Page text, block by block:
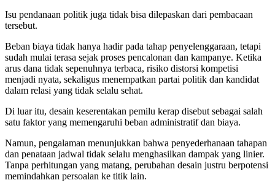
Isu pendanaan politik juga tidak bisa dilepaskan dari pembacaan
tersebut.
Beban biaya tidak hanya hadir pada tahap penyelenggaraan, tetapi
sudah mulai terasa sejak proses pencalonan dan kampanye. Ketika
arus dana tidak sepenuhnya terbaca, risiko distorsi kompetisi
menjadi nyata, sekaligus menempatkan partai politik dan kandidat
dalam relasi yang tidak selalu sehat.
Di luar itu, desain keserentakan pemilu kerap disebut sebagai salah
satu faktor yang memengaruhi beban administratif dan biaya.
Namun, pengalaman menunjukkan bahwa penyederhanaan tahapan
dan penataan jadwal tidak selalu menghasilkan dampak yang linier.
Tanpa perhitungan yang matang, perubahan desain justru berpotensi
memindahkan persoalan ke titik lain.